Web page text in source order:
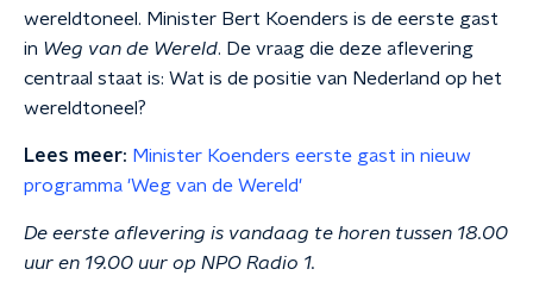
wereldtoneel. Minister Bert Koenders is de eerste gast
in Weg van de Wereld. De vraag die deze aflevering
centraal staat is: Wat is de positie van Nederland op het
wereldtoneel?
Lees meer: Minister Koenders eerste gast in nieuw
programma 'Weg van de Wereld'
De eerste aflevering is vandaag te horen tussen 18.00
uur en 19.00 uur op NPO Radio 1.